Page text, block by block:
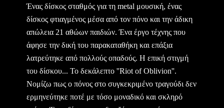
Ένας δίσκος σταθμός για τη metal μουσική, ένας
δίσκος φτιαγμένος μέσα από τον πόνο και την άδικη
απώλεια 21 αθώων παιδιών. Ένα έργο τέχνης που
άφησε την δική του παρακαταθήκη και επάξια
λατρεύτηκε από πολλούς οπαδούς. Η επική στιγμή
του δίσκου... Το δεκάλεπτο ''Riot of Oblivion''.
Νομίζω πως ο πόνος στο συγκεκριμένο τραγούδι δεν
ερμηνεύτηκε ποτέ με τόσο μοναδικό και σκληρό